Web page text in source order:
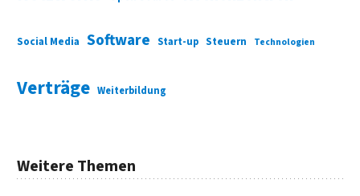
Social Media Software Start-up Steuern Technologien
Verträge Weiterbildung
Weitere Themen